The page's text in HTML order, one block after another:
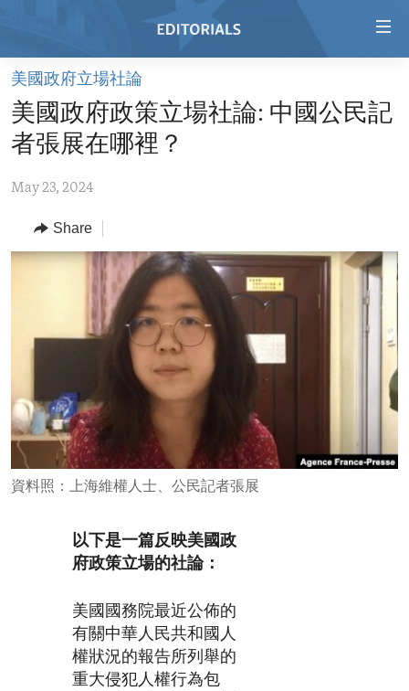
Skip
main
content
to
Navigation
Skip
HOME
VIDEO
REGIONS
AFRICA
AMERICAS
TOPICS
HUMAN RIGHTS
SECURITY AND DEFENSE
AID AND DEVELOPMENT
DEMOCRACY AND GOVERNANCE
ECONOMY AND TRADE
ENVIRONMENT AND HEALTH
IDEALS AND INSTITUTIONS
ARCHIVE
FOLLOW US
美國政府立場社論
美國政府政策立場社論: 中國公民記
者張展在哪裡？
May 23, 2024
Share
資料照：上海維權人士、公民記者張展
以下是一篇反映美國政
府政策立場的社論：
美國國務院最近公佈的
有關中華人民共和國人
權狀況的報告所列舉的
重大侵犯人權行為包